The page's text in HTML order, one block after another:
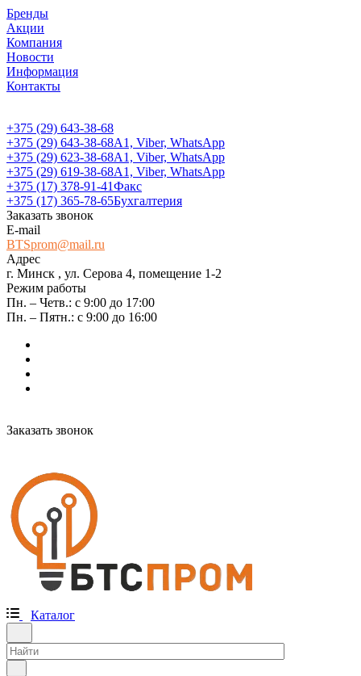
Бренды
Акции
Компания
Новости
Информация
Контакты
+375 (29) 643-38-68
+375 (29) 643-38-68А1, Viber, WhatsApp
+375 (29) 623-38-68А1, Viber, WhatsApp
+375 (29) 619-38-68А1, Viber, WhatsApp
+375 (17) 378-91-41Факс
+375 (17) 365-78-65Бухгалтерия
Заказать звонок
E-mail
BTSprom@mail.ru
Адрес
г. Минск , ул. Серова 4, помещение 1-2
Режим работы
Пн. – Четв.: с 9:00 до 17:00
Пн. – Пятн.: с 9:00 до 16:00
Заказать звонок
Каталог